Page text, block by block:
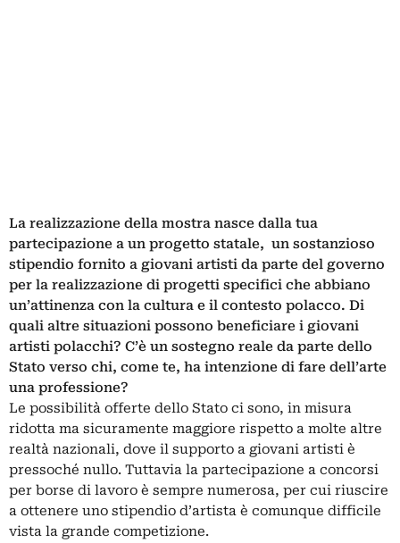
La realizzazione della mostra nasce dalla tua
partecipazione a un progetto statale, un sostanzioso
stipendio fornito a giovani artisti da parte del governo
per la realizzazione di progetti specifici che abbiano
un’attinenza con la cultura e il contesto polacco. Di
quali altre situazioni possono beneficiare i giovani
artisti polacchi? C’è un sostegno reale da parte dello
Stato verso chi, come te, ha intenzione di fare dell’arte
una professione?
Le possibilità offerte dello Stato ci sono, in misura
ridotta ma sicuramente maggiore rispetto a molte altre
realtà nazionali, dove il supporto a giovani artisti è
pressoché nullo. Tuttavia la partecipazione a concorsi
per borse di lavoro è sempre numerosa, per cui riuscire
a ottenere uno stipendio d’artista è comunque difficile
vista la grande competizione.